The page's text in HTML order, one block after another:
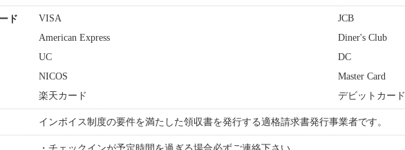
ド VISA
JCB
American Express
Diner's Club
UC
DC
NICOS
Master Card
楽天カード
デビットカード
インボイス制度の要件を満たした領収書を発行する適格請求書発行事業者です。